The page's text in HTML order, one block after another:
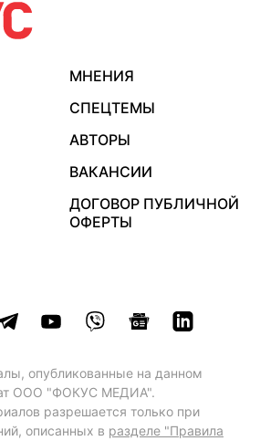
МНЕНИЯ
СПЕЦТЕМЫ
АВТОРЫ
ВАКАНСИИ
ДОГОВОР ПУБЛИЧНОЙ
ОФЕРТЫ
опубликованные на данном
ООО "ФОКУС МЕДИА".
разрешается только при
описанных в разделе "Правила